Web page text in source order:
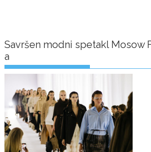
Savršen modni spetakl Mosow
a